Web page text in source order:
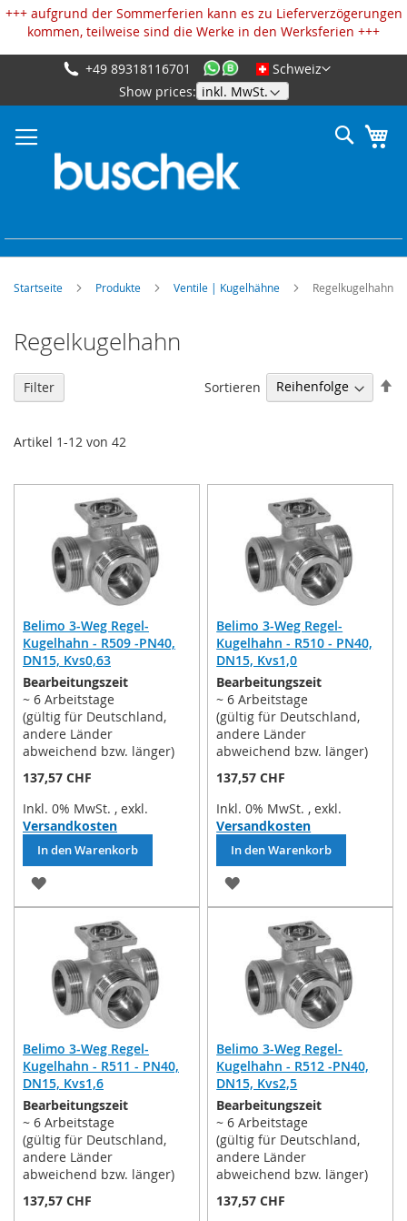
+++ aufgrund der Sommerferien kann es zu Lieferverzögerungen
kommen, teilweise sind die Werke in den Werksferien +++
Zum
Inhalt
Schweiz
Show prices:
+49 89318116701
Suche
Startseite Produkte Ventile | Kugelhähne Regelkugelhahn
Regelkugelhahn
Artikel 1-12 von 42
Sortieren
Belimo 3-Weg Regel-
Kugelhahn - R509 -PN40,
DN15, Kvs0,63
Bearbeitungszeit
~ 6 Arbeitstage
(gültig für Deutschland,
andere Länder
abweichend bzw. länger)
137,57 CHF
Inkl. 0% MwSt. , exkl.
Versandkosten
In den Warenkorb
ZUR
WUNSCHLISTE
HINZUFÜGEN
Belimo 3-Weg Regel-
Kugelhahn - R510 - PN40,
DN15, Kvs1,0
Bearbeitungszeit
~ 6 Arbeitstage
(gültig für Deutschland,
andere Länder
abweichend bzw. länger)
137,57 CHF
Inkl. 0% MwSt. , exkl.
Versandkosten
In den Warenkorb
ZUR
WUNSCHLISTE
HINZUFÜGEN
Belimo 3-Weg Regel-
Kugelhahn - R511 - PN40,
DN15, Kvs1,6
Bearbeitungszeit
~ 6 Arbeitstage
(gültig für Deutschland,
andere Länder
abweichend bzw. länger)
137,57 CHF
Belimo 3-Weg Regel-
Kugelhahn - R512 -PN40,
DN15, Kvs2,5
Bearbeitungszeit
~ 6 Arbeitstage
(gültig für Deutschland,
andere Länder
abweichend bzw. länger)
137,57 CHF
Filter
Cookie-Einstellungen